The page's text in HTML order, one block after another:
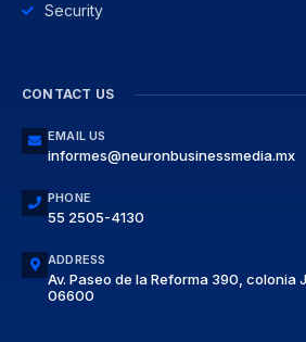
Security
CONTACT US
EMAIL US
informes@neuronbusinessmedia.mx
PHONE
55 2505-4130
ADDRESS
Av. Paseo de la Reforma 390, colonia
06600